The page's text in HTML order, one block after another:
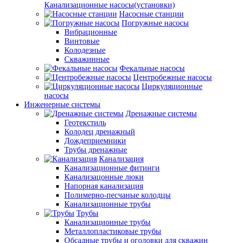
Канализационные насосы(установки)
Насосные станции
Погружные насосы
Вибрационные
Винтовые
Колодезные
Скважинные
Фекальные насосы
Центробежные насосы
Циркуляционные
насосы
Инженерные системы
Дренажные системы
Геотекстиль
Колодец дренажный
Дождеприемники
Трубы дренажные
Канализация
Канализационные фитинги
Канализацонные люки
Напорная канализация
Полимерно-песчаные колодцы
Канализационные трубы
Трубы
Канализационные трубы
Металлопластиковые трубы
Обсадные трубы и оголовки для скважин